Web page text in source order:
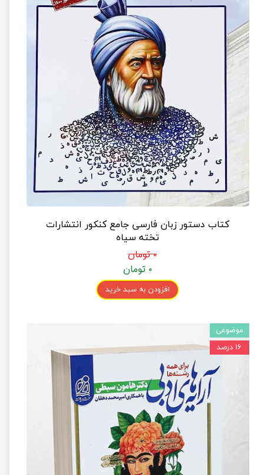
کتاب دستور زبان فارسی جامع کنکور انتشارات
تخته سیاه
۰ تومان
۰ تومان
افزودن به سبد خرید
موضوعی
۱۶ درصد